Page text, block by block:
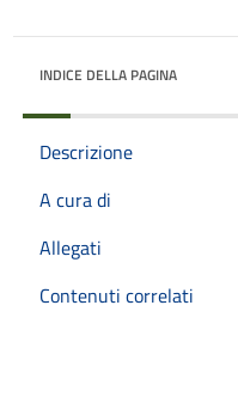
INDICE DELLA PAGINA
Descrizione
A cura di
Allegati
Contenuti correlati